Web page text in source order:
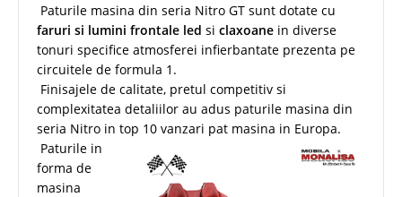
Paturile masina din seria Nitro GT sunt dotate cu
faruri si lumini frontale led si claxoane in diverse
tonuri specifice atmosferei infierbantate prezenta pe
circuitele de formula 1.
Finisajele de calitate, pretul competitiv si
complexitatea detaliilor au adus paturile masina din
seria Nitro in top 10 vanzari pat masina in Europa.
Paturile in
forma de
masina